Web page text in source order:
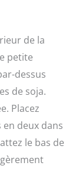
de la
petite
dessus
de soja.
Placez
deux dans
le bas de